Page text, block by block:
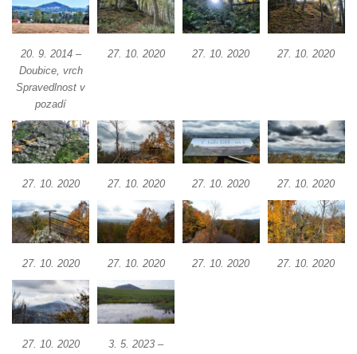
Vyhlídka Muchomůrka na Hostibejku v
Kralupech nad Vltavou
Vyhlídkový altán na Hostibejku v Kralupech
nad Vltavou
Vyhlídka Na Zámečku nad Vysokou Lípou
Vyhlídka Švýcárna nad Drnovcem u
Cvikova
pramenů v Lázních Libverda
Vyhlídka Libverdských pramenů v Lázních
Libverda
Vyhlídka Pekelské sázky před osadou
Přebytek u Lázní Libverda
Vyhlídka Hejnické Madony u hřbitova v
Lázních Libverda
20. 9. 2014 –
Doubice, vrch
Spravedlnost v
pozadí
27. 10. 2020 27. 10. 2020 27. 10. 2020
27. 10. 2020 27. 10. 2020 27. 10. 2020 27. 10. 2020
27. 10. 2020 27. 10. 2020 27. 10. 2020 27. 10. 2020
27. 10. 2020
3. 5. 2023 –